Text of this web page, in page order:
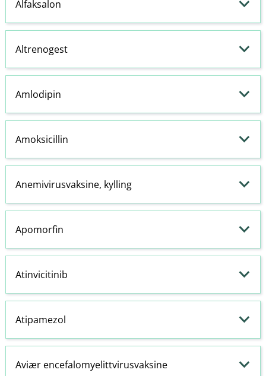
Alfaksalon
Altrenogest
Amlodipin
Amoksicillin
Anemivirusvaksine, kylling
Apomorfin
Atinvicitinib
Atipamezol
Aviær encefalomyelittvirusvaksine